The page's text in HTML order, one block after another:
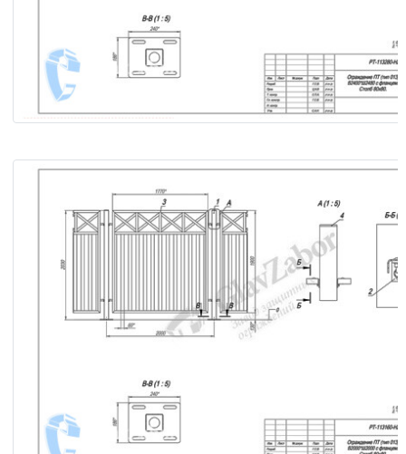
Сборочный чертёж